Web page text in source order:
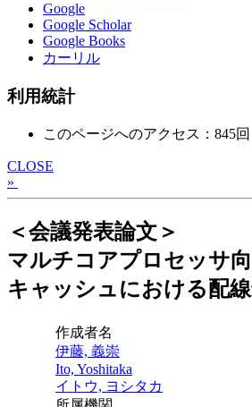
Google
Google Scholar
Google Books
カーリル
利用統計
このページへのアクセス：845回
CLOSE
»
＜会議発表論文＞
マルチコアプロセッサ
キャッシュにおける配
作成者名
伊藤, 義崇
Ito, Yoshitaka
イトウ, ヨシタカ